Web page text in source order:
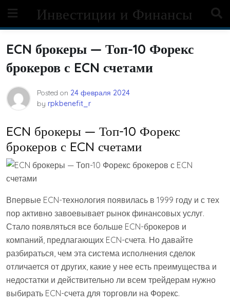
content
Инвестиции и Финансы
ECN брокеры — Топ-10 Форекс
брокеров с ECN счетами
Posted on 24 февраля 2024
by rpkbenefit_r
ECN брокеры — Топ-10 Форекс
брокеров с ECN счетами
Впервые ECN-технология появилась в 1999 году и с тех
пор активно завоевывает рынок финансовых услуг.
Стало появляться все больше ECN-брокеров и
компаний, предлагающих ECN-счета. Но давайте
разбираться, чем эта система исполнения сделок
отличается от других, какие у нее есть преимущества и
недостатки и действительно ли всем трейдерам нужно
выбирать ECN-счета для торговли на Форекс.